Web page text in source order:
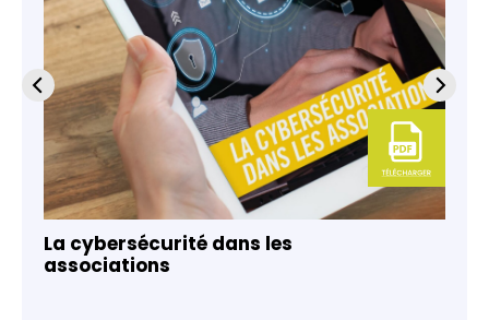
La cybersécurité dans les
associations